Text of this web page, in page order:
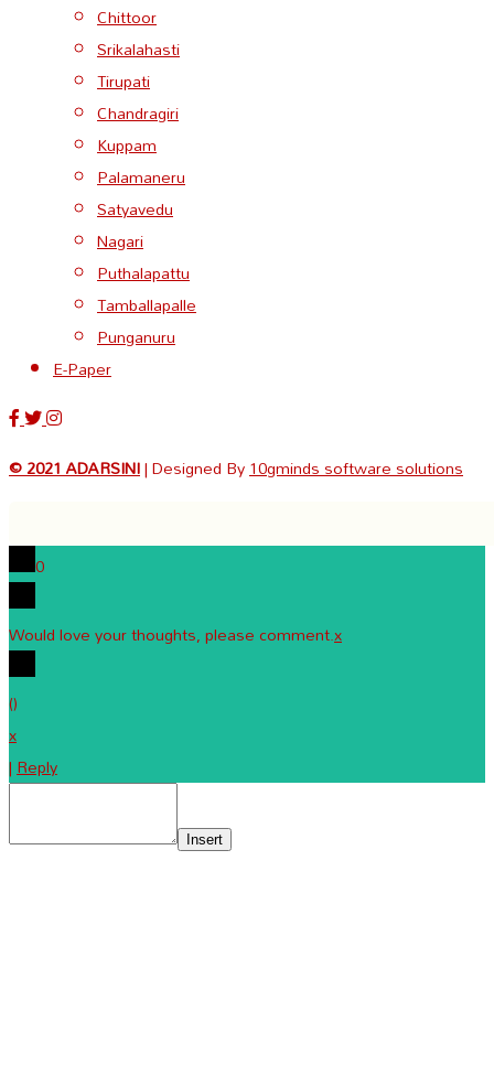
Chittoor
Srikalahasti
Tirupati
Chandragiri
Kuppam
Palamaneru
Satyavedu
Nagari
Puthalapattu
Tamballapalle
Punganuru
E-Paper
© 2021 ADARSINI| Designed By10gminds software solutions
0
Would love your thoughts, please comment.x
()
x
|Reply
Insert